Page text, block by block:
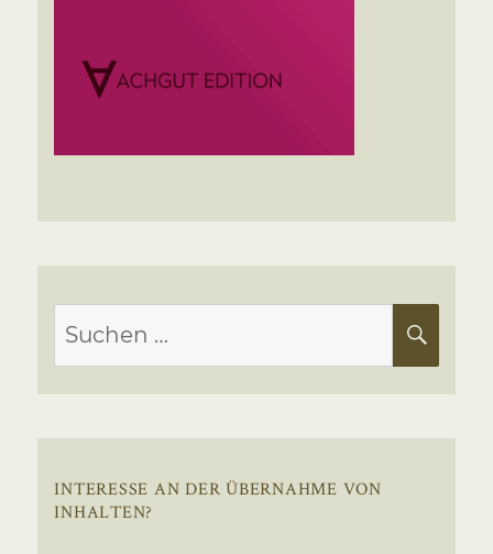
Suchen
nach:
INTERESSE AN DER ÜBERNAHME VON
INHALTEN?